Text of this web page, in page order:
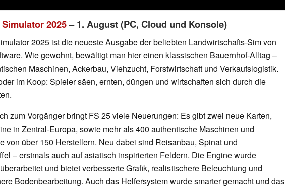
2025– 1. August (PC, Cloud und Konsole)
2025 ist die neueste Ausgabe der beliebten Landwirtschafts-Sim von
Wie gewohnt, bewältigt man hier einen klassischen Bauernhof-Alltag –
Maschinen, Ackerbau, Viehzucht, Forstwirtschaft und Verkaufslogistik.
im Koop: Spieler säen, ernten, düngen und wirtschaften sich durch die
zum Vorgänger bringt FS 25 viele Neuerungen: Es gibt zwei neue Karten,
in Zentral-Europa, sowie mehr als 400 authentische Maschinen und
von über 150 Herstellern. Neu dabei sind Reisanbau, Spinat und
– erstmals auch auf asiatisch inspirierten Feldern. Die Engine wurde
und bietet verbesserte Grafik, realistischere Beleuchtung und
Bodenbearbeitung. Auch das Helfersystem wurde smarter gemacht und das